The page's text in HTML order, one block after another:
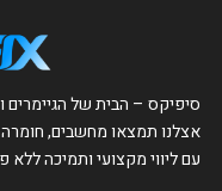
סיפיקס – הבית של הגיימרים
אצלנו תמצאו מחשבים, חומרה
עם ליווי מקצועי ותמיכה ללא